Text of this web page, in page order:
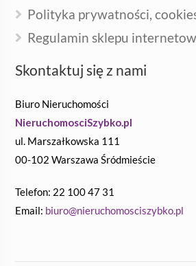
Polityka prywatności,
Regulamin sklepu
Skontaktuj się z nami
Biuro Nieruchomości
NieruchomosciSzybko.pl
ul. Marszałkowska 111
00-102 Warszawa Śródmieście
Telefon: 22 100 47 31
Email: biuro@nieruchomosciszybko.pl